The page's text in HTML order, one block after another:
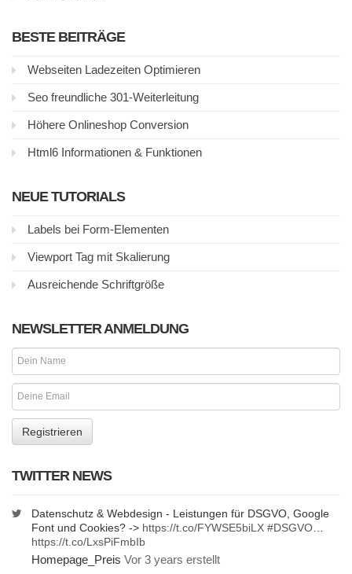
BESTE BEITRÄGE
Webseiten Ladezeiten Optimieren
Seo freundliche 301-Weiterleitung
Höhere Onlineshop Conversion
Html6 Informationen & Funktionen
NEUE TUTORIALS
Labels bei Form-Elementen
Viewport Tag mit Skalierung
Ausreichende Schriftgröße
NEWSLETTER ANMELDUNG
TWITTER NEWS
Datenschutz & Webdesign - Leistungen für DSGVO, Google
Font und Cookies? -> https://t.co/FYWSE5biLX #DSGVO
https://t.co/LxsPiFmbIb
Homepage_Preis Vor 3 years erstellt